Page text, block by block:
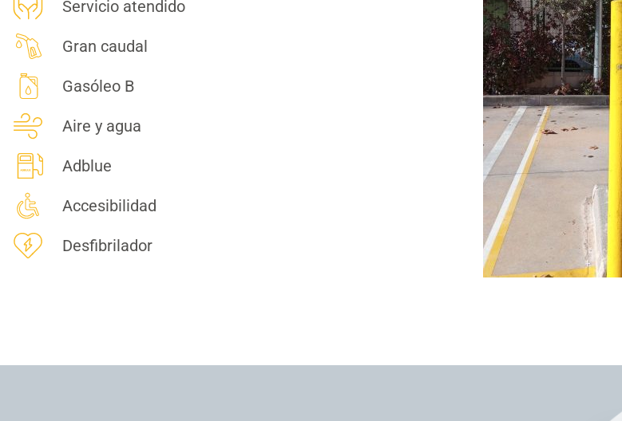
Servicio atendido
Gran caudal
Gasóleo B
Aire y agua
Adblue
Accesibilidad
Desfibrilador